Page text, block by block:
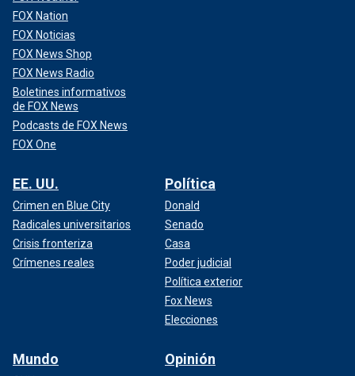
FOX Nation
FOX Noticias
FOX News Shop
FOX News Radio
Boletines informativos
de FOX News
Podcasts de FOX News
FOX One
EE. UU.
Crimen en Blue City
Radicales universitarios
Crisis fronteriza
Crímenes reales
Política
Donald
Senado
Casa
Poder judicial
Política exterior
Fox News
Elecciones
Mundo Opinión